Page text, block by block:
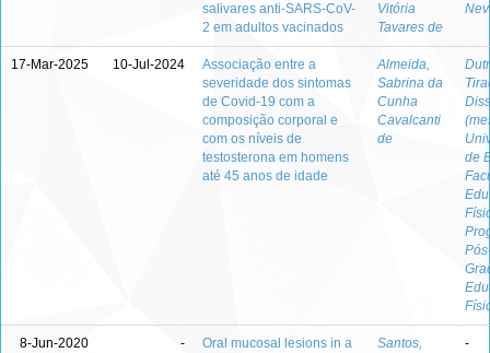
salivares anti-SARS-CoV-
2 em adultos vacinados
Vitória
Tavares de
17-Mar-2025 10-Jul-2024
Associação entre a
severidade dos sintomas
de Covid-19 com a
composição corporal e
com os níveis de
testosterona em homens
até 45 anos de idade
Almeida,
Sabrina da
Cunha
Cavalcanti
de
de
8-Jun-2020 -
Oral mucosal lesions in a
Santos,
-